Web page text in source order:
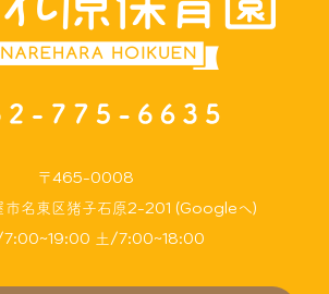
〒465-0008
市名東区猪子石原2-201 (Googleへ)
7:00~19:00 土/7:00~18:00